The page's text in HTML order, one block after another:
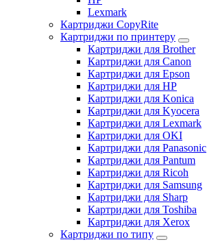
Lexmark
Картриджи CopyRite
Картриджи по принтеру
Картриджи для Brother
Картриджи для Canon
Картриджи для Epson
Картриджи для HP
Картриджи для Konica
Картриджи для Kyocera
Картриджи для Lexmark
Картриджи для OKI
Картриджи для Panasonic
Картриджи для Pantum
Картриджи для Ricoh
Картриджи для Samsung
Картриджи для Sharp
Картриджи для Toshiba
Картриджи для Xerox
Картриджи по типу